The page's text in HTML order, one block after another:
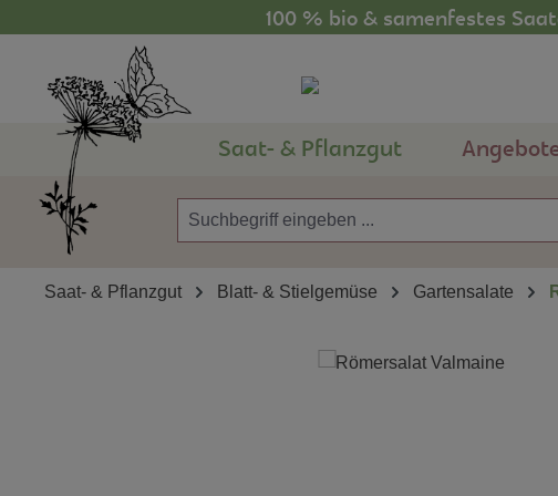
Zur Hauptnavigation springen100 % bio & samenfestes
Saat- & Pflanzgut
Saat- & Pflanzgut Blatt- & Stielgemüse Gartensalate